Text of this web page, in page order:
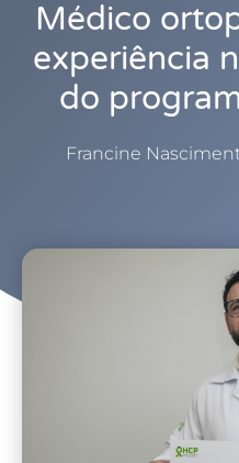
Médico
experiência
do
Francine